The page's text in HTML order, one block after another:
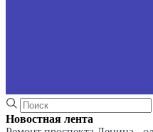
Новостная лента